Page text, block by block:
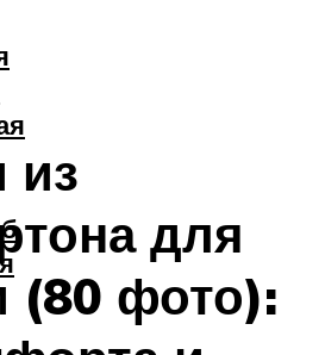
из
для
(80 фото):